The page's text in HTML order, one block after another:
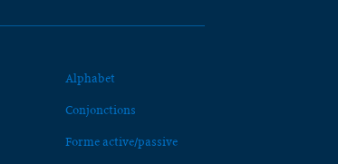
Alphabet
Conjonctions
Forme active/passive